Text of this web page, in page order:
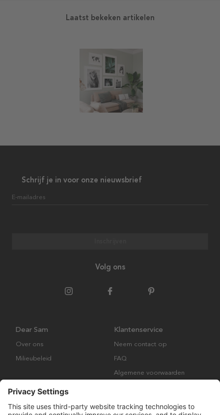
Laatst bekeken artikelen
Schrijf je in voor onze nieuwsbrief
E-mailadres
Volg ons
Dear Sam
Over ons
Milieubeleid
Klantenservice
Neem contact op
FAQ
Algemene voorwaarden